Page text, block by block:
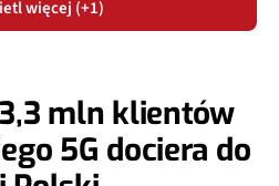
więcej (+1)
mln klientów
5G dociera do